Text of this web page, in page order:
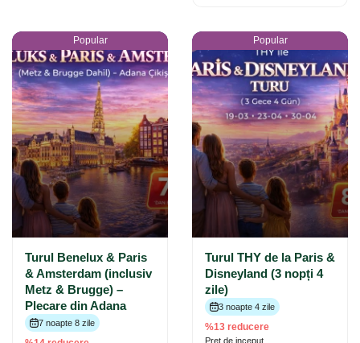
Popular
Turul Benelux & Paris
& Amsterdam (inclusiv
Metz & Brugge) –
Plecare din Adana
7 noapte 8 zile
Popular
Turul THY de la Paris &
Disneyland (3 nopți 4
zile)
3 noapte 4 zile
%13 reducere
Pret de inceput